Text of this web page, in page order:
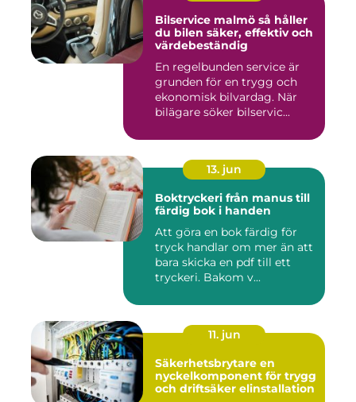
Bilservice malmö så håller
du bilen säker, effektiv och
värdebeständig
En regelbunden service är
grunden för en trygg och
ekonomisk bilvardag. När
bilägare söker bilservic...
13. jun
Boktryckeri från manus till
färdig bok i handen
Att göra en bok färdig för
tryck handlar om mer än att
bara skicka en pdf till ett
tryckeri. Bakom v...
11. jun
Säkerhetsbrytare en
nyckelkomponent för trygg
och driftsäker elinstallation